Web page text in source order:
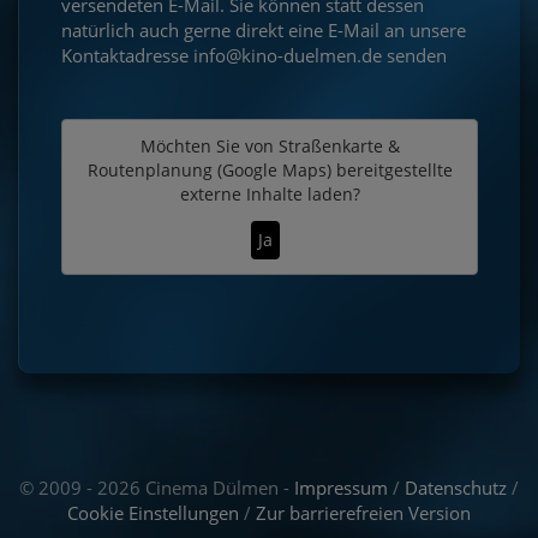
versendeten E-Mail. Sie können statt dessen
natürlich auch gerne direkt eine E-Mail an unsere
Kontaktadresse info@kino-duelmen.de senden
Möchten Sie von Straßenkarte &
Routenplanung (Google Maps)bereitgestellte
externe Inhalte laden?
Ja
© 2009 - 2026 Cinema Dülmen - Impressum / Datenschutz /
Cookie Einstellungen / Zur barrierefreien Version